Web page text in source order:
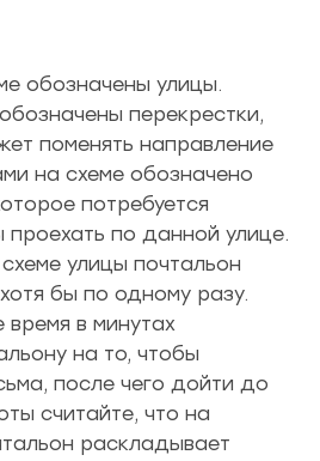
обозначены улицы.
перекрестки,
поменять направление
на схеме обозначено
потребуется
проехать по данной улице.
улицы почтальон
бы по одному разу.
время в минутах
на то, чтобы
после чего дойти до
считайте, что на
раскладывает